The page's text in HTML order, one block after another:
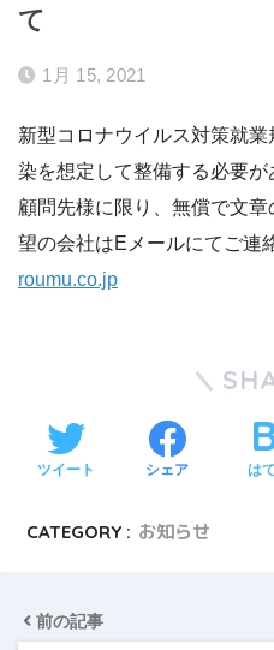
て
1月 15, 2021
新型コロナウイルス対策就
染を想定して整備する必要
顧問先様に限り、無償で文
望の会社はEメールにてご連
roumu.co.jp
ツイート シェア は
CATEGORY : お知らせ
前の記事